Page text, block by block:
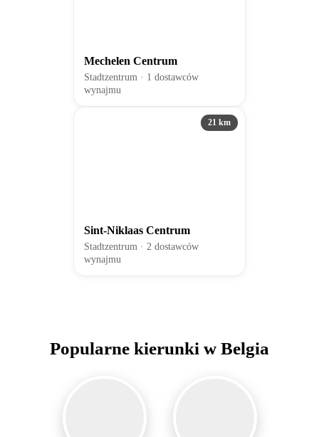
Mechelen Centrum
Stadtzentrum · 1 dostawców
wynajmu
21 km
Sint-Niklaas Centrum
Stadtzentrum · 2 dostawców
wynajmu
Popularne kierunki w Belgia